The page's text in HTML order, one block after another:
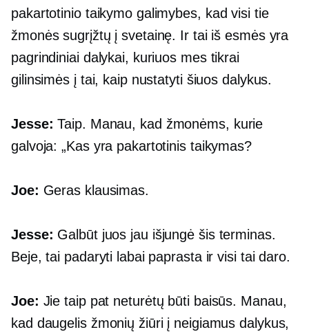
pakartotinio taikymo galimybes, kad visi tie
žmonės sugrįžtų į svetainę. Ir tai iš esmės yra
pagrindiniai dalykai, kuriuos mes tikrai
gilinsimės į tai, kaip nustatyti šiuos dalykus.
Jesse: Taip. Manau, kad žmonėms, kurie
galvoja: „Kas yra pakartotinis taikymas?
Joe: Geras klausimas.
Jesse: Galbūt juos jau išjungė šis terminas.
Beje, tai padaryti labai paprasta ir visi tai daro.
Joe: Jie taip pat neturėtų būti baisūs. Manau,
kad daugelis žmonių žiūri į neigiamus dalykus,